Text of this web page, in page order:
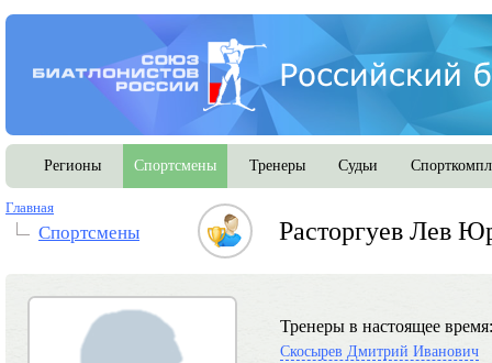
Регионы Спортсмены Тренеры Судьи
Главная
Спортсмены Расторгуев Лев
Тренеры в настоящее время:
Скосырев Дмитрий Иванович